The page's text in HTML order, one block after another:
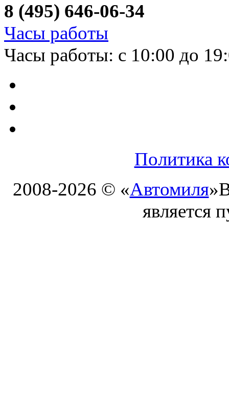
8 (495) 646-06-34
Часы работы
Часы работы: с 10:00 до
Политика
2008-2026 © «Автомиля»
является